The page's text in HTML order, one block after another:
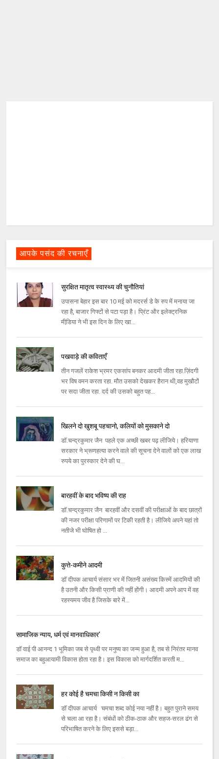
आपके पसंद की रचनाएँ
सुरक्षित मातृत्व स्वास्थ्य की चुनौतियां
उपासना बेहार इस बार 10 मई को मदरर्स डे के रुप में मनाया जा
रहा है, बाजार गिफ्टों से पटा पड़ा है। प्रिंट और इलेक्ट्रनिक
मीडि़या ने भी इस दिन के लिए खा...
पखवाड़े की कविताएँ
तीन गजलें राकेश भ्रमर एकसांप बनकर आदमी जीता रहा.ज़िंदगी
भर विष वमन करता रहा. मौत उसको देखकर हैरान थी,वह मुखौटों
पर सदा जीता रहा. दर्द की उसको बहुत पह...
खिलने दो खुशबू पहचानो, कलियों को मुसकाने दो
डॉ.चन्द्रकुमार जैन पहले एक अच्छी खबर पढ़ लीजिये। हरियाणा
सरकार ने भ्रूणहत्या करने वाले की सूचना देने वालों को एक लाख
रुपये का पुरस्कार देने की घ...
बारहवीं के बाद भविष्य की राह
डॉ.चन्द्रकुमार जैन बारहवीं और दसवीं की परीक्षाओं के बाद छात्रों
की नजर परीक्षा परिणामों पर टिकी रहती है। लीजिये अपने यहां तो
नतीजे भी घोषित हो ...
कुत्ते-कमीने आदमी
डॉ दीपक आचार्य संसार भर में जितनी असंख्य किस्में आदमियों की
है उतनी और किसी प्राणी की नहीं होंगी। आदमी अपने आप में वह
रहस्यमय जीव है जिसके बारे में...
सामाजिक न्याय, धर्म एवं मानवाधिकार'
डॉ वाई पी आनन्द 1 भूमिका जब से पृथ्वी पर मनुष्य का जन्म हुआ है, तब से निरंतर मानव
समाज का बहुआयामी विकास होता रहा है। इस विकास को मार्गदर्शित करती म...
हर कोई है चमचा किसी न किसी का
डॉ दीपक आचार्य चमचा शब्द कोई नया नहीं है। बहुत पुराने समय
से चला आ रहा है। संबंधों को ठीक-ठाक और सहज-सरल ढंग से
परिभाषित करने के लिए इससे बड़ा...